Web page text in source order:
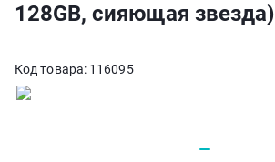
128GB, сияющая звезда)
Код товара: 116095